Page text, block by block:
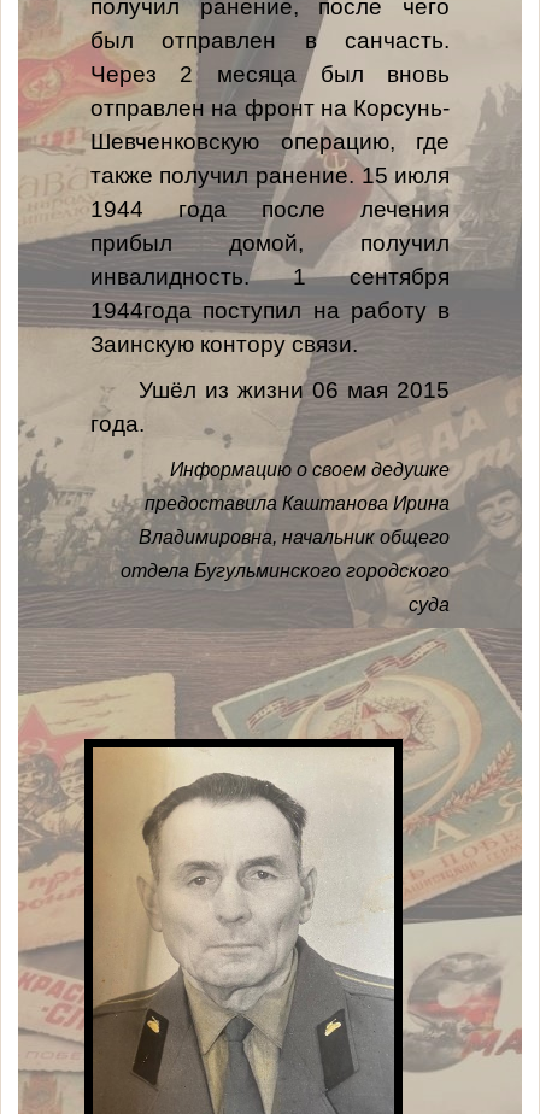
получил ранение, после чего
был отправлен в санчасть.
Через 2 месяца был вновь
отправлен на фронт на Корсунь-
Шевченковскую операцию, где
также получил ранение. 15 июля
1944 года после лечения
прибыл домой, получил
инвалидность. 1 сентября
1944года поступил на работу в
Заинскую контору связи.
Ушёл из жизни 06 мая 2015
года.
Информацию о своем дедушке
предоставила Каштанова Ирина
Владимировна, начальник общего
отдела Бугульминского городского
суда